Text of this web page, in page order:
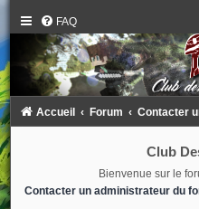
FAQ
Accueil Forum Contacter
Club
Bienvenue sur le
Contacter un administrateur du